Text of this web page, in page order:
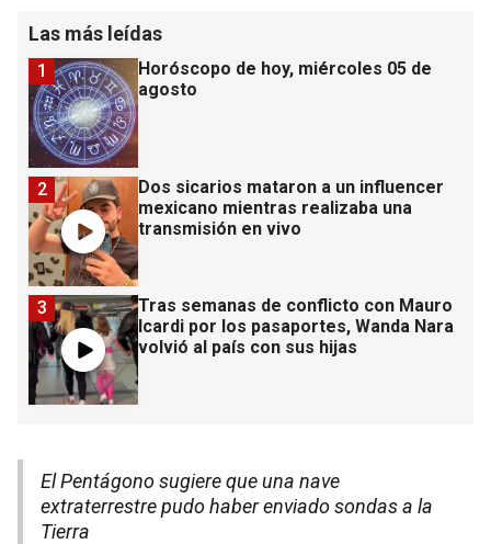
Las más leídas
Horóscopo de hoy, miércoles 05 de
agosto
1
Dos sicarios mataron a un influencer
mexicano mientras realizaba una
transmisión en vivo
2
Tras semanas de conflicto con Mauro
Icardi por los pasaportes, Wanda Nara
volvió al país con sus hijas
3
El Pentágono sugiere que una nave
extraterrestre pudo haber enviado sondas a la
Tierra